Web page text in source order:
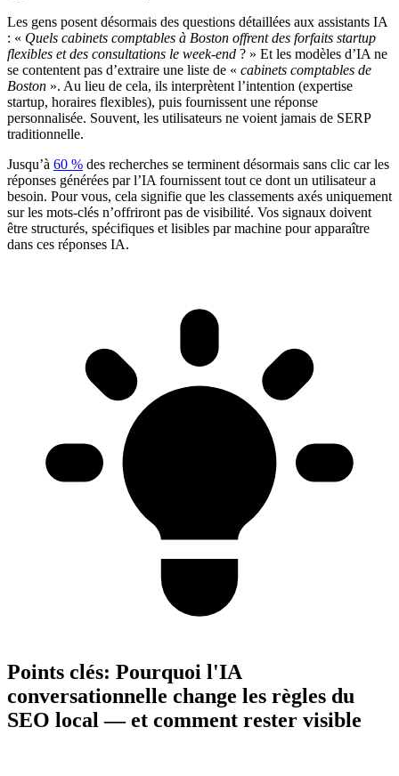
Les gens posent désormais des questions détaillées aux assistants IA
: « Quels cabinets comptables à Boston offrent des forfaits startup
flexibles et des consultations le week-end ? » Et les modèles d’IA ne
se contentent pas d’extraire une liste de « cabinets comptables de
Boston ». Au lieu de cela, ils interprètent l’intention (expertise
startup, horaires flexibles), puis fournissent une réponse
personnalisée. Souvent, les utilisateurs ne voient jamais de SERP
traditionnelle.
Jusqu’à 60 % des recherches se terminent désormais sans clic car les
réponses générées par l’IA fournissent tout ce dont un utilisateur a
besoin. Pour vous, cela signifie que les classements axés uniquement
sur les mots-clés n’offriront pas de visibilité. Vos signaux doivent
être structurés, spécifiques et lisibles par machine pour apparaître
dans ces réponses IA.
Points clés: Pourquoi l'IA
conversationnelle change les règles du
SEO local — et comment rester visible